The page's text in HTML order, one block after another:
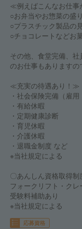
≪例えばこんなお仕
○お弁当やお惣菜の盛
○プラスチック製品の
○チョコレートなどお
その他、食堂完備、
のお仕事もありますの
≪充実の待遇あり！≫
・社会保険完備（雇
・有給休暇
・定期健康診断
・育児休暇
・介護休暇
・退職金制度 など
※当社規定による
〇あんしん資格取得制
フォークリフト・ク
受験料補助あり
※当社規定による
応募資格